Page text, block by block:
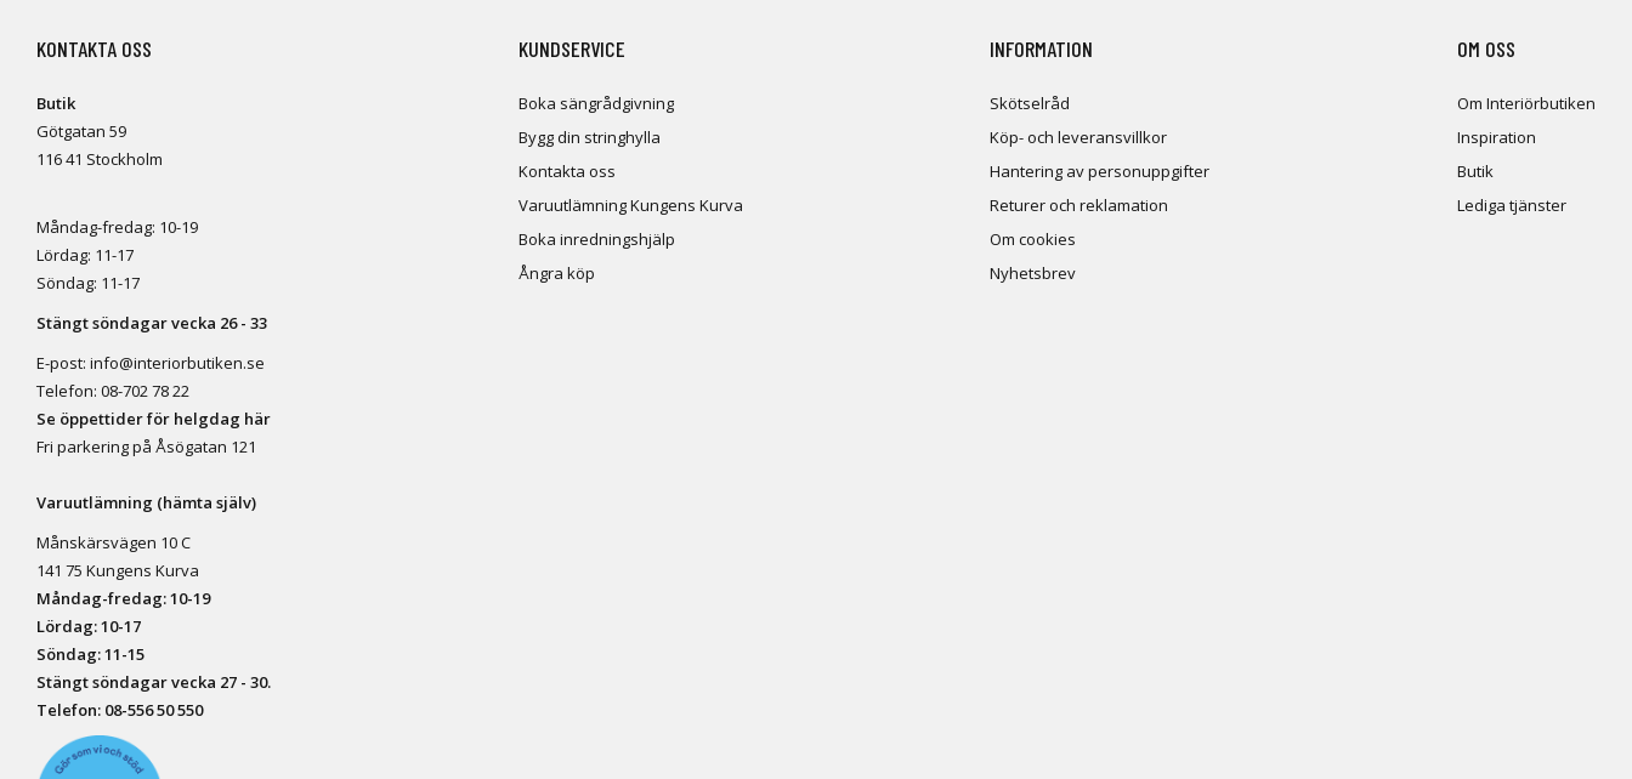
KONTAKTA OSS
Butik
Götgatan 59
116 41 Stockholm
Måndag-fredag: 10-19
Lördag: 11-17
Söndag: 11-17
Stängt söndagar vecka 26 - 33
E-post: info@interiorbutiken.se
Telefon: 08-702 78 22
Se öppettider för helgdag här
Fri parkering på Åsögatan 121
Varuutlämning (hämta själv)
Månskärsvägen 10 C
141 75 Kungens Kurva
Måndag-fredag: 10-19
Lördag: 10-17
Söndag: 11-15
Stängt söndagar vecka 27 - 30.
Telefon: 08-556 50 550
KUNDSERVICE
Boka sängrådgivning
Bygg din stringhylla
Kontakta oss
Varuutlämning Kungens Kurva
Boka inredningshjälp
Ångra köp
INFORMATION
Skötselråd
Köp- och leveransvillkor
Hantering av personuppgifter
Returer och reklamation
Om cookies
Nyhetsbrev
OM OSS
Om Interiörbutiken
Inspiration
Butik
Lediga tjänster